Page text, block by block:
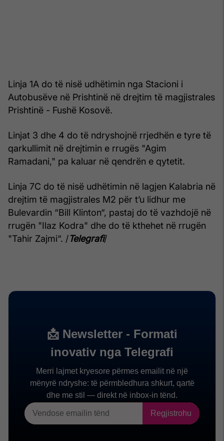
Linja 1A do të nisë udhëtimin nga Stacioni i
Autobusëve në Prishtinë në drejtim të magjistrales
Prishtinë - Fushë Kosovë.
Linjat 3 dhe 4 do të ndryshojnë rrjedhën e tyre të
qarkullimit në drejtimin e rrugës "Agim
Ramadani," pa kaluar në qendrën e qytetit.
Linja 7C do të nisë udhëtimin në lagjen Kalabria në
drejtim të magjistrales M2 për t’u lidhur me
Bulevardin “Bill Klinton“, pastaj do të vazhdojë në
rrugën "Ilaz Kodra" dhe do të kthehet në rrugën
"Tahir Zajmi“. /Telegrafi/